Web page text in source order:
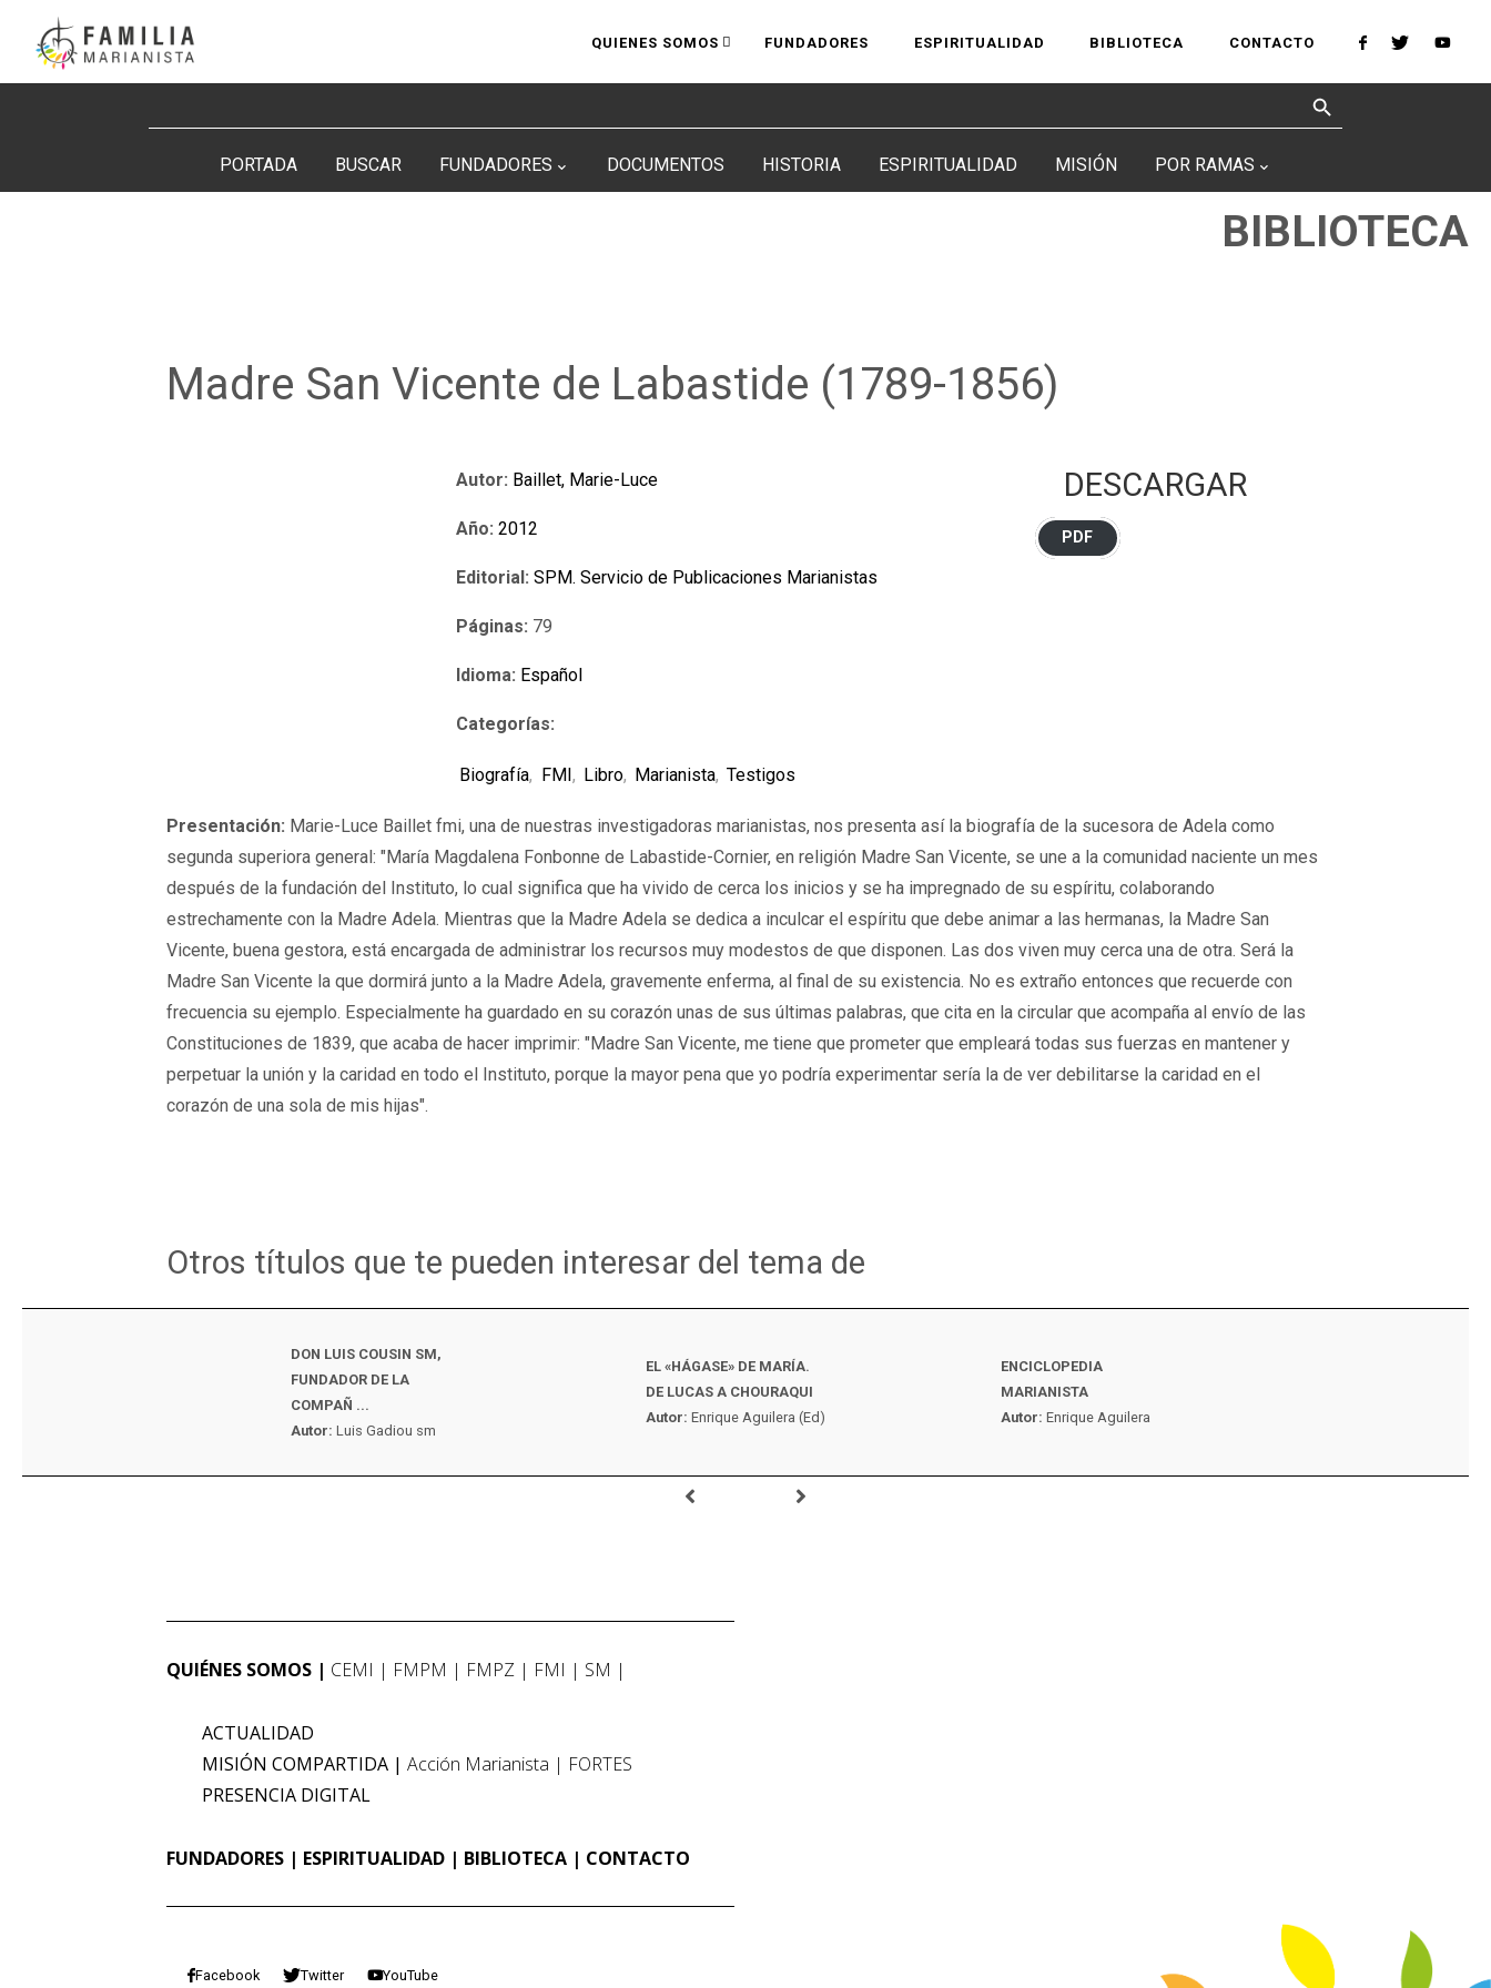
contenido
QUIENES SOMOS FUNDADORES ESPIRITUALIDAD BIBLIOTECA CONTACTO
Search Button
PORTADA BUSCAR FUNDADORES DOCUMENTOS HISTORIA ESPIRITUALIDAD MISIÓN POR RAMAS
BIBLIOTECA
Madre San Vicente de Labastide (1789-1856)
Autor: Baillet, Marie-Luce
Año: 2012
Editorial: SPM. Servicio de Publicaciones Marianistas
Páginas: 79
Idioma: Español
Categorías:
Biografía, FMI, Libro, Marianista, Testigos
DESCARGAR
PDF
Presentación: Marie-Luce Baillet fmi, una de nuestras investigadoras marianistas, nos presenta así la biografía de la sucesora de Adela como
segunda superiora general: "María Magdalena Fonbonne de Labastide-Cornier, en religión Madre San Vicente, se une a la comunidad naciente un mes
después de la fundación del Instituto, lo cual significa que ha vivido de cerca los inicios y se ha impregnado de su espíritu, colaborando
estrechamente con la Madre Adela. Mientras que la Madre Adela se dedica a inculcar el espíritu que debe animar a las hermanas, la Madre San
Vicente, buena gestora, está encargada de administrar los recursos muy modestos de que disponen. Las dos viven muy cerca una de otra. Será la
Madre San Vicente la que dormirá junto a la Madre Adela, gravemente enferma, al final de su existencia. No es extraño entonces que recuerde con
frecuencia su ejemplo. Especialmente ha guardado en su corazón unas de sus últimas palabras, que cita en la circular que acompaña al envío de las
Constituciones de 1839, que acaba de hacer imprimir: "Madre San Vicente, me tiene que prometer que empleará todas sus fuerzas en mantener y
perpetuar la unión y la caridad en todo el Instituto, porque la mayor pena que yo podría experimentar sería la de ver debilitarse la caridad en el
corazón de una sola de mis hijas".
Otros títulos que te pueden interesar del tema de
DON LUIS COUSIN SM,
FUNDADOR DE LA
COMPAÑ ...
Autor: Luis Gadiou sm
EL «HÁGASE» DE MARÍA.
DE LUCAS A CHOURAQUI
Autor: Enrique Aguilera (Ed)
ENCICLOPEDIA
MARIANISTA
Autor: Enrique Aguilera
QUIÉNES SOMOS CEMI FMPM FMPZ FMI SM
ACTUALIDAD
MISIÓN COMPARTIDA
Acción Marianista
FORTES
PRESENCIA DIGITAL
FUNDADORES ESPIRITUALIDAD BIBLIOTECA CONTACTO
Facebook Twitter YouTube